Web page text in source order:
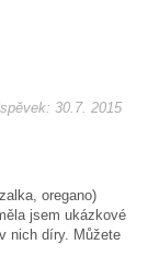
30.7. 2015
oregano)
jsem ukázkové
nich díry. Můžete